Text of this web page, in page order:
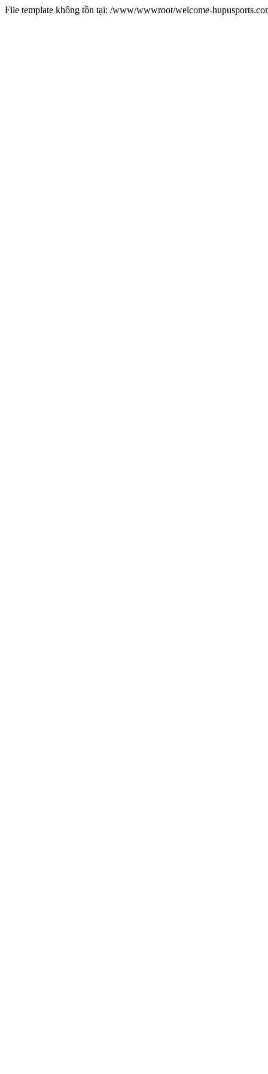
File template không tồn tại: /www/wwwroot/welcome-